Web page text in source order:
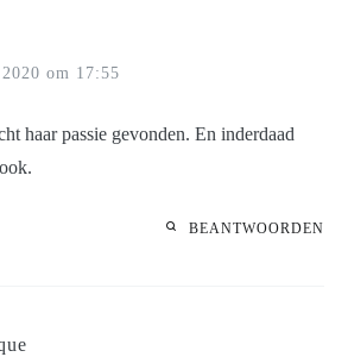
om 17:55
haar passie gevonden. En inderdaad
BEANTWOORDEN